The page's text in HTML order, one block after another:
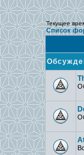
Текущее
Список